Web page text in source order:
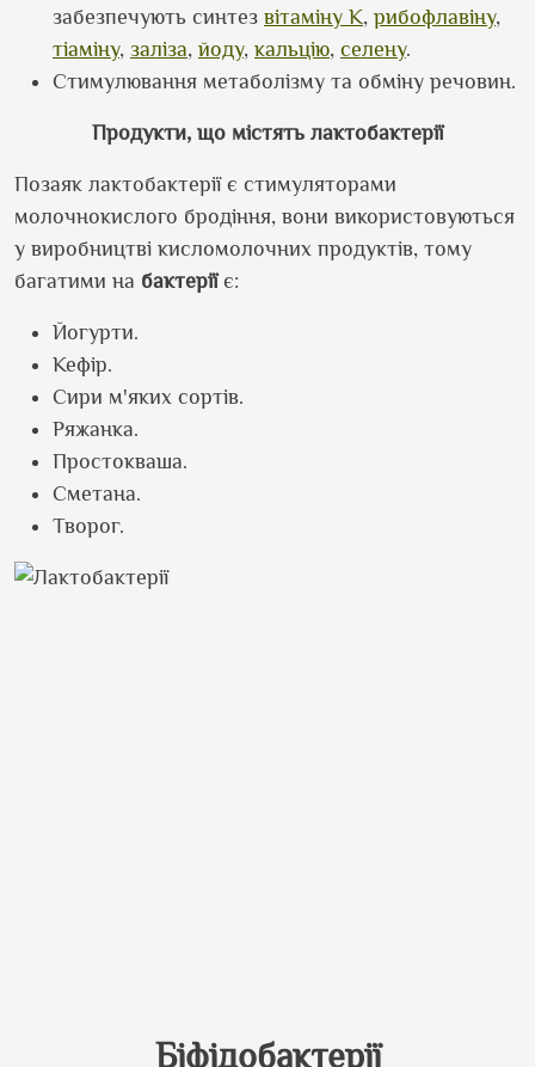
забезпечують синтез вітаміну К, рибофлавіну,
тіаміну, заліза, йоду, кальцію, селену.
Стимулювання метаболізму та обміну речовин.
Продукти, що містять лактобактерії
Позаяк лактобактерії є стимуляторами
молочнокислого бродіння, вони використовуються
у виробництві кисломолочних продуктів, тому
багатими на бактеріїє:
Йогурти.
Кефір.
Сири м'яких сортів.
Ряжанка.
Простокваша.
Сметана.
Творог.
Біфідобактерії